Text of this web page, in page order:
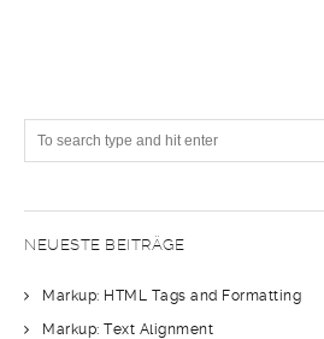
NEUESTE BEITRÄGE
Markup: HTML Tags and Formatting
Markup: Text Alignment